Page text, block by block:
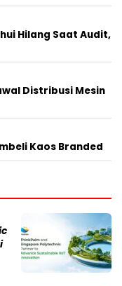
Hilang Saat Audit,
Distribusi Mesin
Kaos Branded